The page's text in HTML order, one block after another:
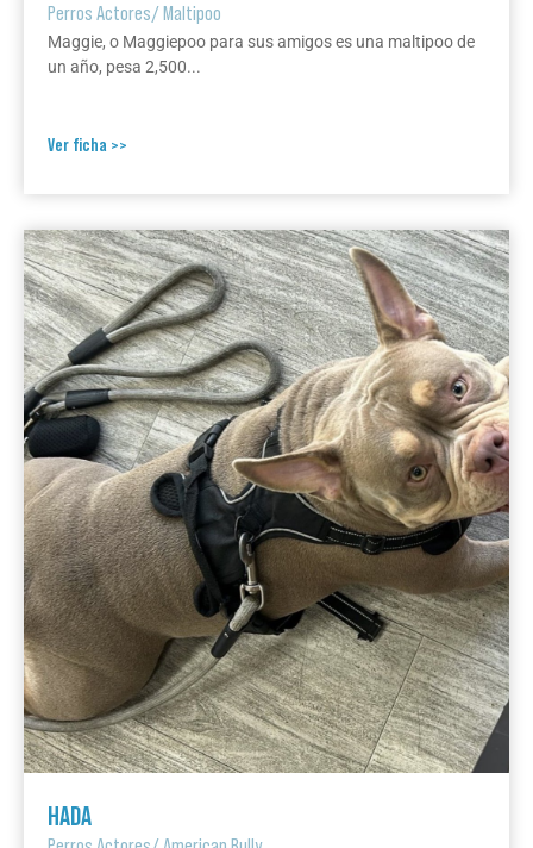
Perros Actores/Maltipoo
Maggie, o Maggiepoo para sus amigos es una maltipoo de
un año, pesa 2,500...
Ver ficha >>
HADA